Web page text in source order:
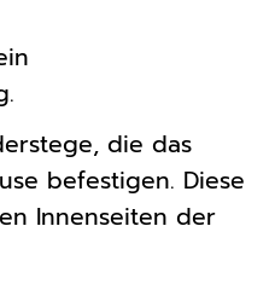
die das
befestigen. Diese
Innenseiten der